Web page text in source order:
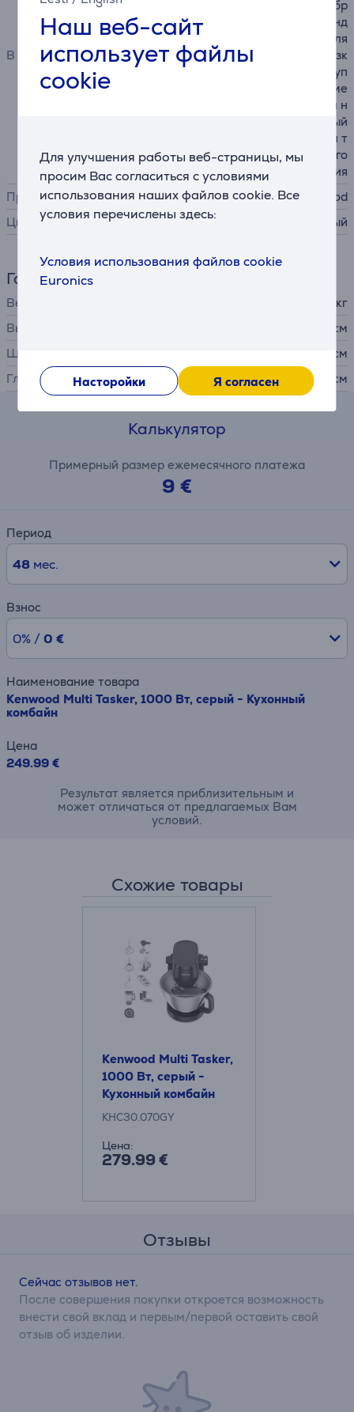
Наш веб-сайт
использует файлы
cookie
Для улучшения работы веб-страницы, мы
просим Вас согласиться с условиями
использования наших файлов cookie. Все
условия перечислены здесь:
Условия использования файлов cookie
Euronics
Насторойки Я согласен
В комплекте
стали с ручкой, защита от бр
ызг с мерной ложкой, бленд
ер 1,5 л, соковыжималка для
цитрусовых, диск для нарезк
и толстыми ломтиками/круп
ного натирания, диск для ме
лкого натирания, диск для н
арезки кубиками, кухонный
комбайн, диск для нарезки т
онкими ломтиками/мелкого
натирания
Производитель
Kenwood
Цвет
нержавеющая сталь, серый
Габариты
Вес
7,39 кг
Высота
29,4 см
Ширина
26,2 см
Глубина
33,6 см
Калькулятор
Примерный размер ежемесячного платежа
9 €
Период
48мес.
Взнос
0% / 0 €
Наименование товара
Kenwood Multi Tasker, 1000 Вт, серый - Кухонный
комбайн
Цена
249.99 €
Результат является приблизительным и
может отличаться от предлагаемых Вам
условий.
Схожие товары
Kenwood Multi Tasker,
1000 Вт, серый -
Кухонный комбайн
KHC30.070GY
Цена:
279.99 €
Отзывы
Сейчас отзывов нет.
После совершения покупки откроется возможность
внести свой вклад и первым/первой оставить свой
отзыв об изделии.